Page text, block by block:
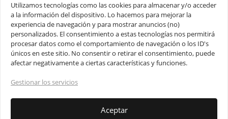
Utilizamos tecnologías como las cookies para almacenar y/o acceder
a la información del dispositivo. Lo hacemos para mejorar la
experiencia de navegación y para mostrar anuncios (no)
personalizados. El consentimiento a estas tecnologías nos permitirá
procesar datos como el comportamiento de navegación o los ID's
únicos en este sitio. No consentir o retirar el consentimiento, puede
afectar negativamente a ciertas características y funciones.
Gestionar los servicios
Aceptar
Si buscas más de este tipo de diseños te recomiendo
visitar la etiquetaFlores . Recuerda que también estaré
haciendo más del estilo flat por si prefieres buscar
contenido en la página.